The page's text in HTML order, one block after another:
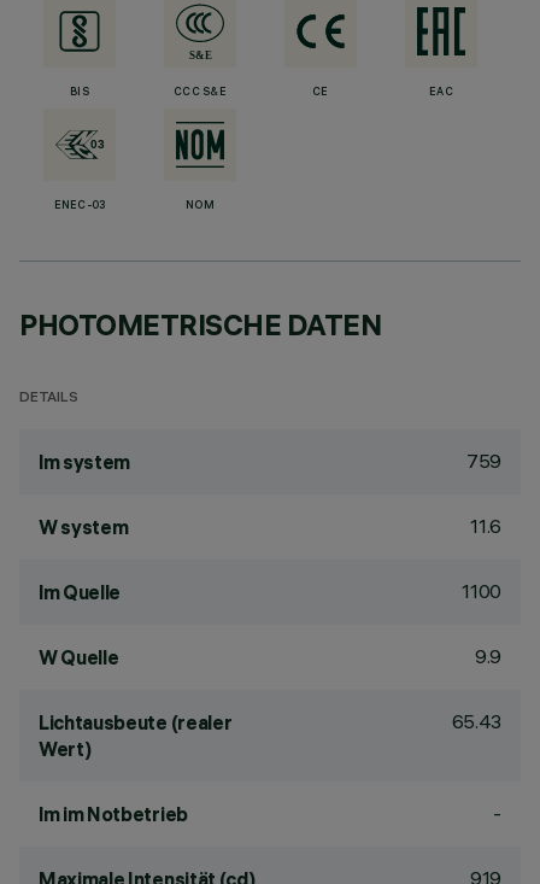
BIS CCC S&E CE EAC
ENEC-03 NOM
PHOTOMETRISCHE DATEN
DETAILS
lm system 759
W system 11.6
lm Quelle 1100
W Quelle 9.9
Lichtausbeute (realer
Wert)
65.43
lm im Notbetrieb -
Maximale Intensität (cd) 919